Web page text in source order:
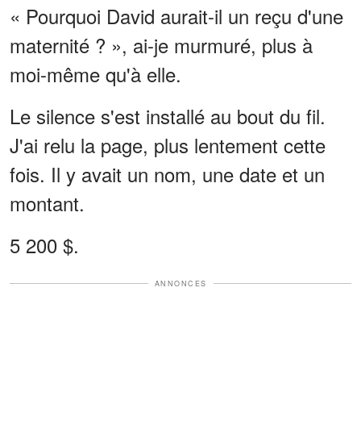
« Pourquoi David aurait-il un reçu d'une
maternité ? », ai-je murmuré, plus à
moi-même qu'à elle.
Le silence s'est installé au bout du fil.
J'ai relu la page, plus lentement cette
fois. Il y avait un nom, une date et un
montant.
5 200 $.
ANNONCES